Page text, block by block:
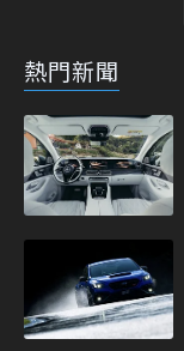
熱門新聞